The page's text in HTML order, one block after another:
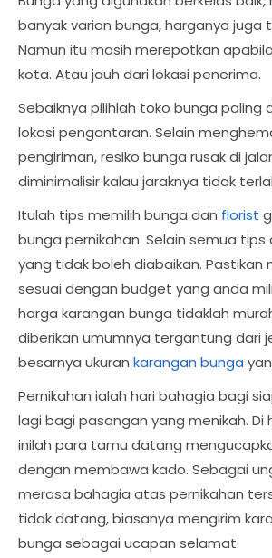
banyak varian bunga, harganya juga
Namun itu masih merepotkan
kota. Atau jauh dari lokasi penerima.
Sebaiknya pilihlah toko bunga paling
lokasi pengantaran. Selain
pengiriman, resiko bunga rusak di
diminimalisir kalau jaraknya tidak
Itulah tips memilih bunga dan florist
bunga pernikahan. Selain semua
yang tidak boleh diabaikan. Pastikan
sesuai dengan budget yang anda
harga karangan bunga tidaklah
diberikan umumnya tergantung dari
besarnya ukuran karangan bunga
Pernikahan ialah hari bahagia bagi
lagi bagi pasangan yang menikah. Di
inilah para tamu datang
dengan membawa kado. Sebagai
merasa bahagia atas pernikahan
tidak datang, biasanya mengirim
bunga sebagai ucapan selamat.